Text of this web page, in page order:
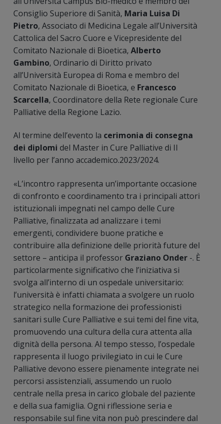
Consiglio Superiore di Sanità, Maria Luisa Di
Pietro, Associato di Medicina Legale all’Università
Cattolica del Sacro Cuore e Vicepresidente del
Comitato Nazionale di Bioetica, Alberto
Gambino, Ordinario di Diritto privato
all’Università Europea di Roma e membro del
Comitato Nazionale di Bioetica, e Francesco
Scarcella, Coordinatore della Rete regionale Cure
Palliative della Regione Lazio.
Al termine dell’evento la cerimonia di consegna
dei diplomi del Master in Cure Palliative di II
livello per l’anno accademico.2023/2024.
«L’incontro rappresenta un’importante occasione
di confronto e coordinamento tra i principali attori
istituzionali impegnati nel campo delle Cure
Palliative, finalizzata ad analizzare i temi
emergenti, condividere buone pratiche e
contribuire alla definizione delle priorità future del
settore – anticipa il professor Graziano Onder-. È
particolarmente significativo che l’iniziativa si
svolga all’interno di un ospedale universitario:
l’università è infatti chiamata a svolgere un ruolo
strategico nella formazione dei professionisti
sanitari sulle Cure Palliative e sui temi del fine vita,
promuovendo una cultura della cura attenta alla
dignità della persona. Al tempo stesso, l’ospedale
rappresenta il luogo privilegiato in cui le Cure
Palliative devono essere pienamente integrate nei
percorsi assistenziali, assumendo un ruolo
centrale nella presa in carico globale del paziente
e della sua famiglia. Ogni riflessione seria e
responsabile sul fine vita non può prescindere dal